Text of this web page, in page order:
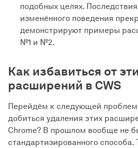
подобных целях. Последствия
изменённого поведения
демонстрируют примеры
№1 и №2.
Как избавиться от
расширений в CWS
Перейдём к следующей
добиться удаления этих
Chrome? В прошлом вообще не
стандартизированного способа.